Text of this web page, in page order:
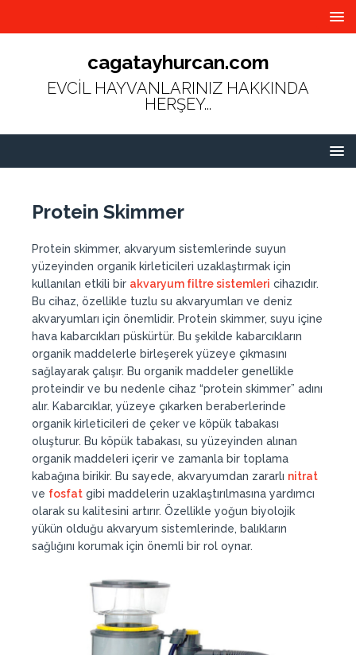
cagatayhurcan.com
EVCİL HAYVANLARINIZ HAKKINDA
HERŞEY...
Protein Skimmer
Protein skimmer, akvaryum sistemlerinde suyun
yüzeyinden organik kirleticileri uzaklaştırmak için
kullanılan etkili bir akvaryum filtre sistemleri cihazıdır.
Bu cihaz, özellikle tuzlu su akvaryumları ve deniz
akvaryumları için önemlidir. Protein skimmer, suyu içine
hava kabarcıkları püskürtür. Bu şekilde kabarcıkların
organik maddelerle birleşerek yüzeye çıkmasını
sağlayarak çalışır. Bu organik maddeler genellikle
proteindir ve bu nedenle cihaz “protein skimmer” adını
alır. Kabarcıklar, yüzeye çıkarken beraberlerinde
organik kirleticileri de çeker ve köpük tabakası
oluşturur. Bu köpük tabakası, su yüzeyinden alınan
organik maddeleri içerir ve zamanla bir toplama
kabağına birikir. Bu sayede, akvaryumdan zararlı nitrat
ve fosfat gibi maddelerin uzaklaştırılmasına yardımcı
olarak su kalitesini artırır. Özellikle yoğun biyolojik
yükün olduğu akvaryum sistemlerinde, balıkların
sağlığını korumak için önemli bir rol oynar.